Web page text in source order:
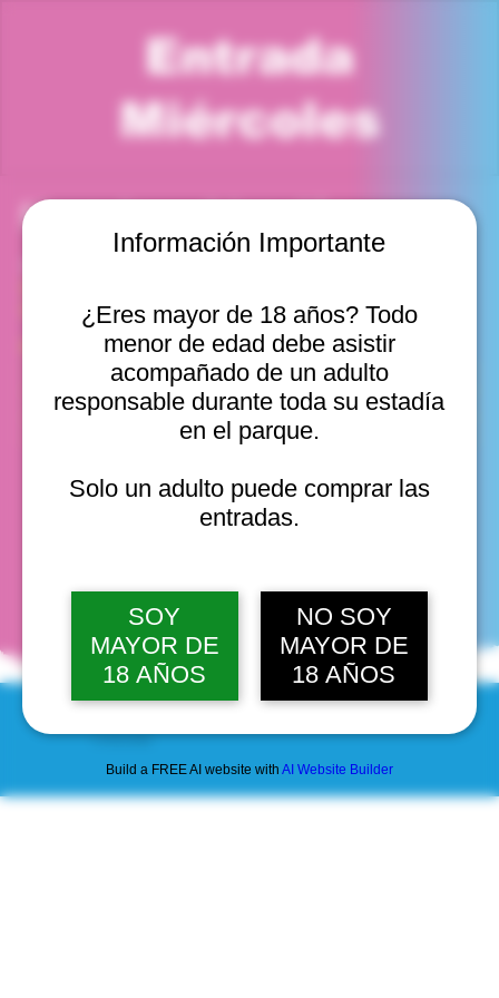
Información Importante
¿Eres mayor de 18 años? Todo
menor de edad debe asistir
acompañado de un adulto
responsable durante toda su estadía
en el parque.
Solo un adulto puede comprar las
entradas.
SOY
MAYOR DE
18 AÑOS
NO SOY
MAYOR DE
18 AÑOS
Build a FREE AI website with AI Website Builder
Entrada
Miércoles
Horario y ubicación
Valparaíso, Chile
Otras fechas
mié, 12 ago, 10:00 a. m.
mié, 12 ago, 11:00 a. m.
mié, 12 ago, 12:00 p. m.
Ver 20
fechas